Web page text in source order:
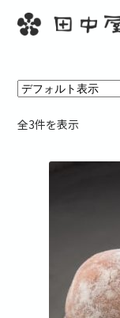
全3件を表示